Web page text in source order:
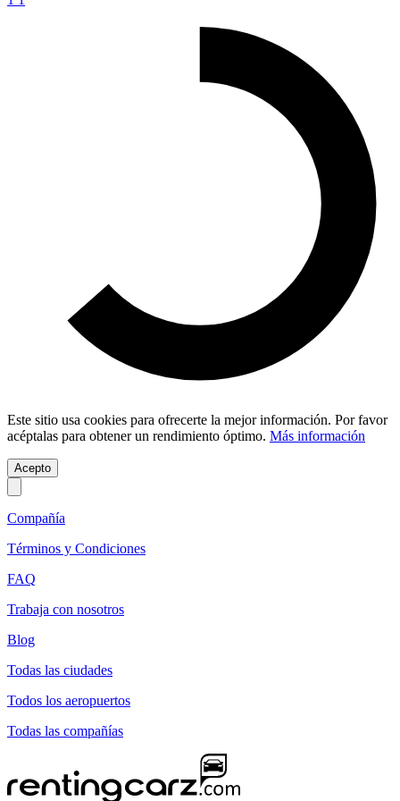
Este sitio usa cookies para ofrecerte la mejor información. Por favor
acéptalas para obtener un rendimiento óptimo. Más información
Acepto
Compañía
Términos y Condiciones
FAQ
Trabaja con nosotros
Blog
Todas las ciudades
Todos los aeropuertos
Todas las compañías